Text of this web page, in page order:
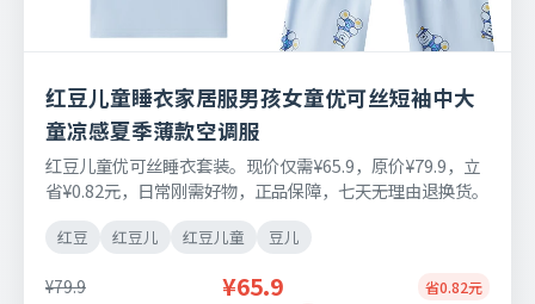
红豆儿童睡衣家居服男孩女童优可丝短袖中大
童凉感夏季薄款空调服
红豆儿童优可丝睡衣套装。现价仅需¥65.9，原价¥79.9，立
省¥0.82元，日常刚需好物，正品保障，七天无理由退换货。
红豆 红豆儿 红豆儿童 豆儿
¥79.9 ¥65.9 省0.82元